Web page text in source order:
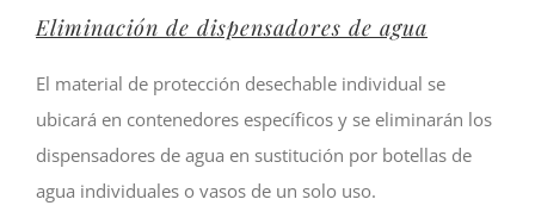
Eliminación de dispensadores de agua
El material de protección desechable individual se
ubicará en contenedores específicos y se eliminarán los
dispensadores de agua en sustitución por botellas de
agua individuales o vasos de un solo uso.